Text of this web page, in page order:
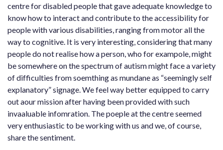
centre for disabled people that gave adequate knowledge to
know how to interact and contribute to the accessibility for
people with various disabilities, ranging from motor all the
way to cognitive. It is very interesting, considering that many
people do not realise how a person, who for exampole, might
be somewhere on the spectrum of autism might face a variety
of difficulties from soemthing as mundane as “seemingly self
explanatory” signage. We feel way better equipped to carry
out aour mission after having been provided with such
invaaluable infomration. The poeple at the centre seemed
very enthusiastic to be working with us and we, of course,
share the sentiment.